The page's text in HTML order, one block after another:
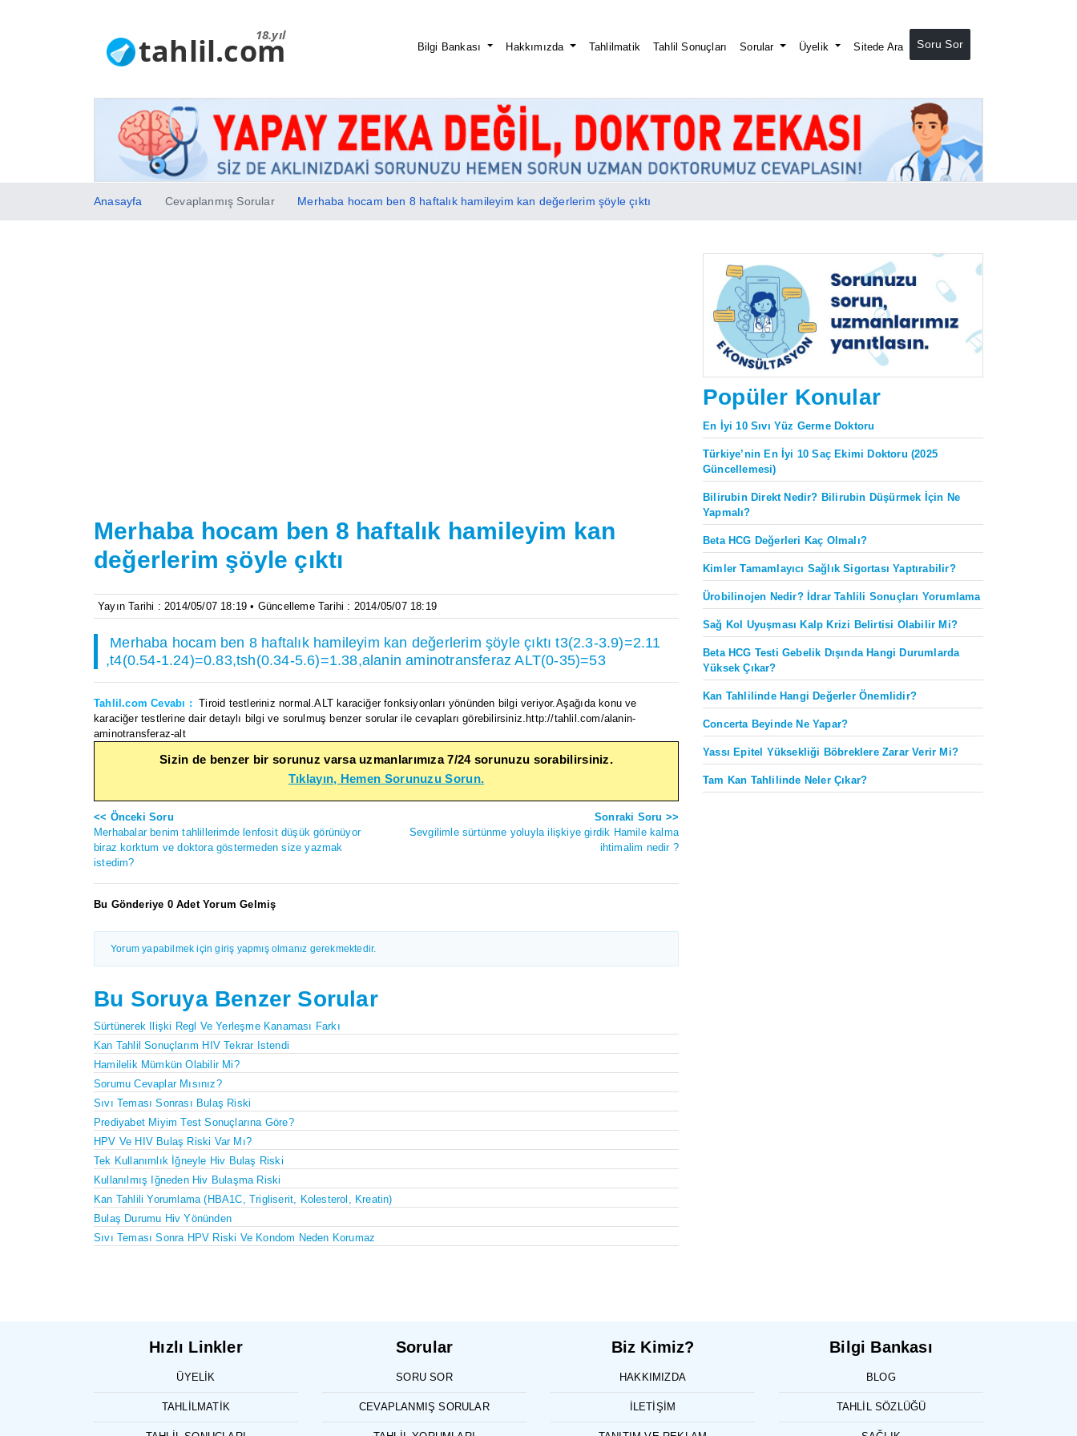
18.yıl
tahlil.com Bilgi Bankası Hakkımızda Tahlilmatik Tahlil Sonuçları Sorular Üyelik Sitede Ara Soru Sor
Anasayfa Cevaplanmış Sorular Merhaba hocam ben 8 haftalık hamileyim kan değerlerim şöyle çıktı
Merhaba hocam ben 8 haftalık hamileyim kan
değerlerim şöyle çıktı
Yayın Tarihi : 2014/05/07 18:19 • Güncelleme Tarihi : 2014/05/07 18:19
Merhaba hocam ben 8 haftalık hamileyim kan değerlerim şöyle çıktı t3(2.3-3.9)=2.11
,t4(0.54-1.24)=0.83,tsh(0.34-5.6)=1.38,alanin aminotransferaz ALT(0-35)=53
Tahlil.com Cevabı : Tiroid testleriniz normal.ALT karaciğer fonksiyonları yönünden bilgi veriyor.Aşağıda konu ve
karaciğer testlerine dair detaylı bilgi ve sorulmuş benzer sorular ile cevapları görebilirsiniz.http://tahlil.com/alanin-
aminotransferaz-alt
Sizin de benzer bir sorunuz varsa uzmanlarımıza 7/24 sorunuzu sorabilirsiniz.
Tıklayın, Hemen Sorunuzu Sorun.
<< Önceki Soru
Merhabalar benim tahlillerimde lenfosit düşük görünüyor
biraz korktum ve doktora göstermeden size yazmak
istedim?
Sonraki Soru >>
Sevgilimle sürtünme yoluyla ilişkiye girdik Hamile kalma
ihtimalim nedir ?
Bu Gönderiye 0 Adet Yorum Gelmiş
Yorum yapabilmek için giriş yapmış olmanız gerekmektedir.
Bu Soruya Benzer Sorular
Sürtünerek Ilişki Regl Ve Yerleşme Kanaması Farkı
Kan Tahlil Sonuçlarım HIV Tekrar Istendi
Hamilelik Mümkün Olabilir Mi?
Sorumu Cevaplar Mısınız?
Sıvı Teması Sonrası Bulaş Riski
Prediyabet Miyim Test Sonuçlarına Göre?
HPV Ve HIV Bulaş Riski Var Mı?
Tek Kullanımlık İğneyle Hiv Bulaş Riski
Kullanılmış Iğneden Hiv Bulaşma Riski
Kan Tahlili Yorumlama (HBA1C, Trigliserit, Kolesterol, Kreatin)
Bulaş Durumu Hiv Yönünden
Sıvı Teması Sonra HPV Riski Ve Kondom Neden Korumaz
Popüler Konular
En İyi 10 Sıvı Yüz Germe Doktoru
Türkiye’nin En İyi 10 Saç Ekimi Doktoru (2025
Güncellemesi)
Bilirubin Direkt Nedir? Bilirubin Düşürmek İçin Ne
Yapmalı?
Beta HCG Değerleri Kaç Olmalı?
Kimler Tamamlayıcı Sağlık Sigortası Yaptırabilir?
Ürobilinojen Nedir? İdrar Tahlili Sonuçları Yorumlama
Sağ Kol Uyuşması Kalp Krizi Belirtisi Olabilir Mi?
Beta HCG Testi Gebelik Dışında Hangi Durumlarda
Yüksek Çıkar?
Kan Tahlilinde Hangi Değerler Önemlidir?
Concerta Beyinde Ne Yapar?
Yassı Epitel Yüksekliği Böbreklere Zarar Verir Mi?
Tam Kan Tahlilinde Neler Çıkar?
Hızlı Linkler
ÜYELIK
TAHLILMATIK
Sorular
SORU SOR
CEVAPLANMIŞ SORULAR
Biz Kimiz?
HAKKIMIZDA
İLETIŞIM
Bilgi Bankası
BLOG
TAHLIL SÖZLÜĞÜ